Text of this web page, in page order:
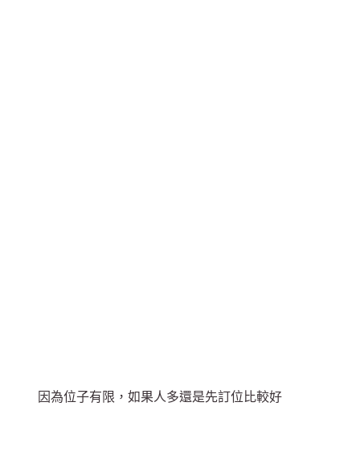
因為位子有限，如果人多還是先訂位比較好